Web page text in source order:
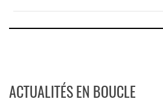
ACTUALITÉS EN BOUCLE